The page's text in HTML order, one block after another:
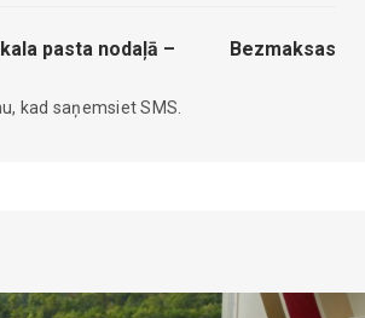
pasta nodaļā –
Bezmaksas
kad saņemsiet SMS.